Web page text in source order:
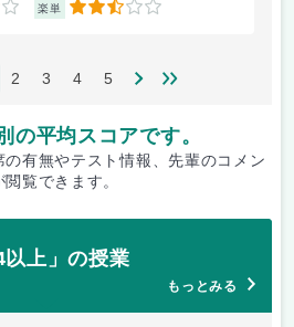
楽単 2.5
2 3 4 5
の平均スコアです。
有無やテスト情報、先輩のコメン
閲覧できます。
上」の授業
もっとみる